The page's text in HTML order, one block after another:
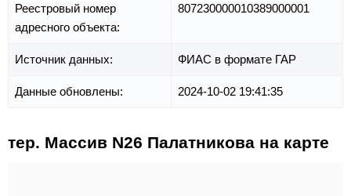
Реестровый номер
адресного объекта:
807230000010389000001
Источник данных: ФИАС в формате ГАР
Данные обновлены: 2024-10-02 19:41:35
тер. Массив N26 Палатникова на карте